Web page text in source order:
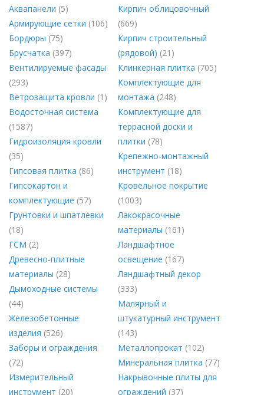
Аквапанели (5)
Армирующие сетки (106)
Бордюры (75)
Брусчатка (397)
Вентилируемые фасады
(293)
Ветрозащита кровли (1)
Водосточная система
(1587)
Гидроизоляция кровли
(35)
Гипсовая плитка (86)
Гипсокартон и
комплектующие (57)
Грунтовки и шпатлевки
(18)
ГСМ (2)
Древесно-плитные
материалы (28)
Дымоходные системы
(44)
Железобетонные
изделия (526)
Заборы и ограждения
(72)
Измерительный
инструмент (20)
Кирпич облицовочный
(669)
Кирпич строительный
(рядовой) (21)
Клинкерная плитка (705)
Комплектующие для
монтажа (248)
Комплектующие для
террасной доски и
плитки (78)
Крепежно-монтажный
инструмент (18)
Кровельное покрытие
(1003)
Лакокрасочные
материалы (161)
Ландшафтное
освещение (167)
Ландшафтный декор
(333)
Малярный и
штукатурный инструмент
(143)
Металлопрокат (102)
Минеральная плитка (77)
Накрывочные плиты для
ограждений (37)